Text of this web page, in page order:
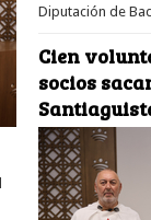
Diputación de
Cien
socios